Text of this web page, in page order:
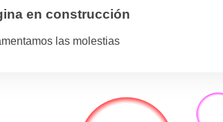
en construcción
las molestias